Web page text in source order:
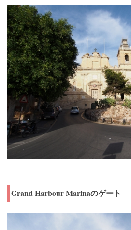
Grand Harbour Marinaのゲート